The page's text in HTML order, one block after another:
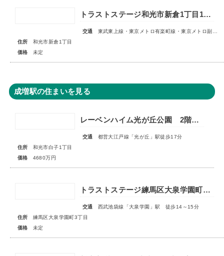
トラストステージ和光市新倉1丁目18期 全6区画■第1期分譲 販売予告■
交通
東武東上線・東京メトロ有楽町線・東京メトロ副都心線「和光市」駅 徒歩14～15分
住所
和光市新倉1丁目
価格
未定
成増駅の住まいを見る
レーベンハイム光が丘公園 2階部分
交通
都営大江戸線「光が丘」駅徒歩17分
住所
和光市白子1丁目
価格
4680万円
トラストステージ練馬区大泉学園町3丁目2期 全18区画 ◇販売予告◇
交通
西武池袋線「大泉学園」駅 徒歩14～15分
住所
練馬区大泉学園町3丁目
価格
未定